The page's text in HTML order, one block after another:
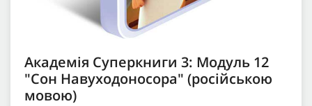
Академія Суперкниги 3: Модуль 12
"Сон Навуходоносора" (російською
мовою)